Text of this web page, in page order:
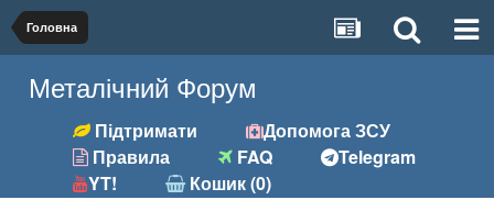
Головна
Металічний Форум
Підтримати
Допомога ЗСУ
Правила
FAQ
Telegram
YT!
Кошик (0)